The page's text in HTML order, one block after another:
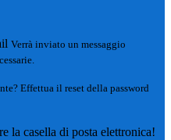
Verrà inviato un messaggio
Effettua il reset della password
la casella di posta elettronica!